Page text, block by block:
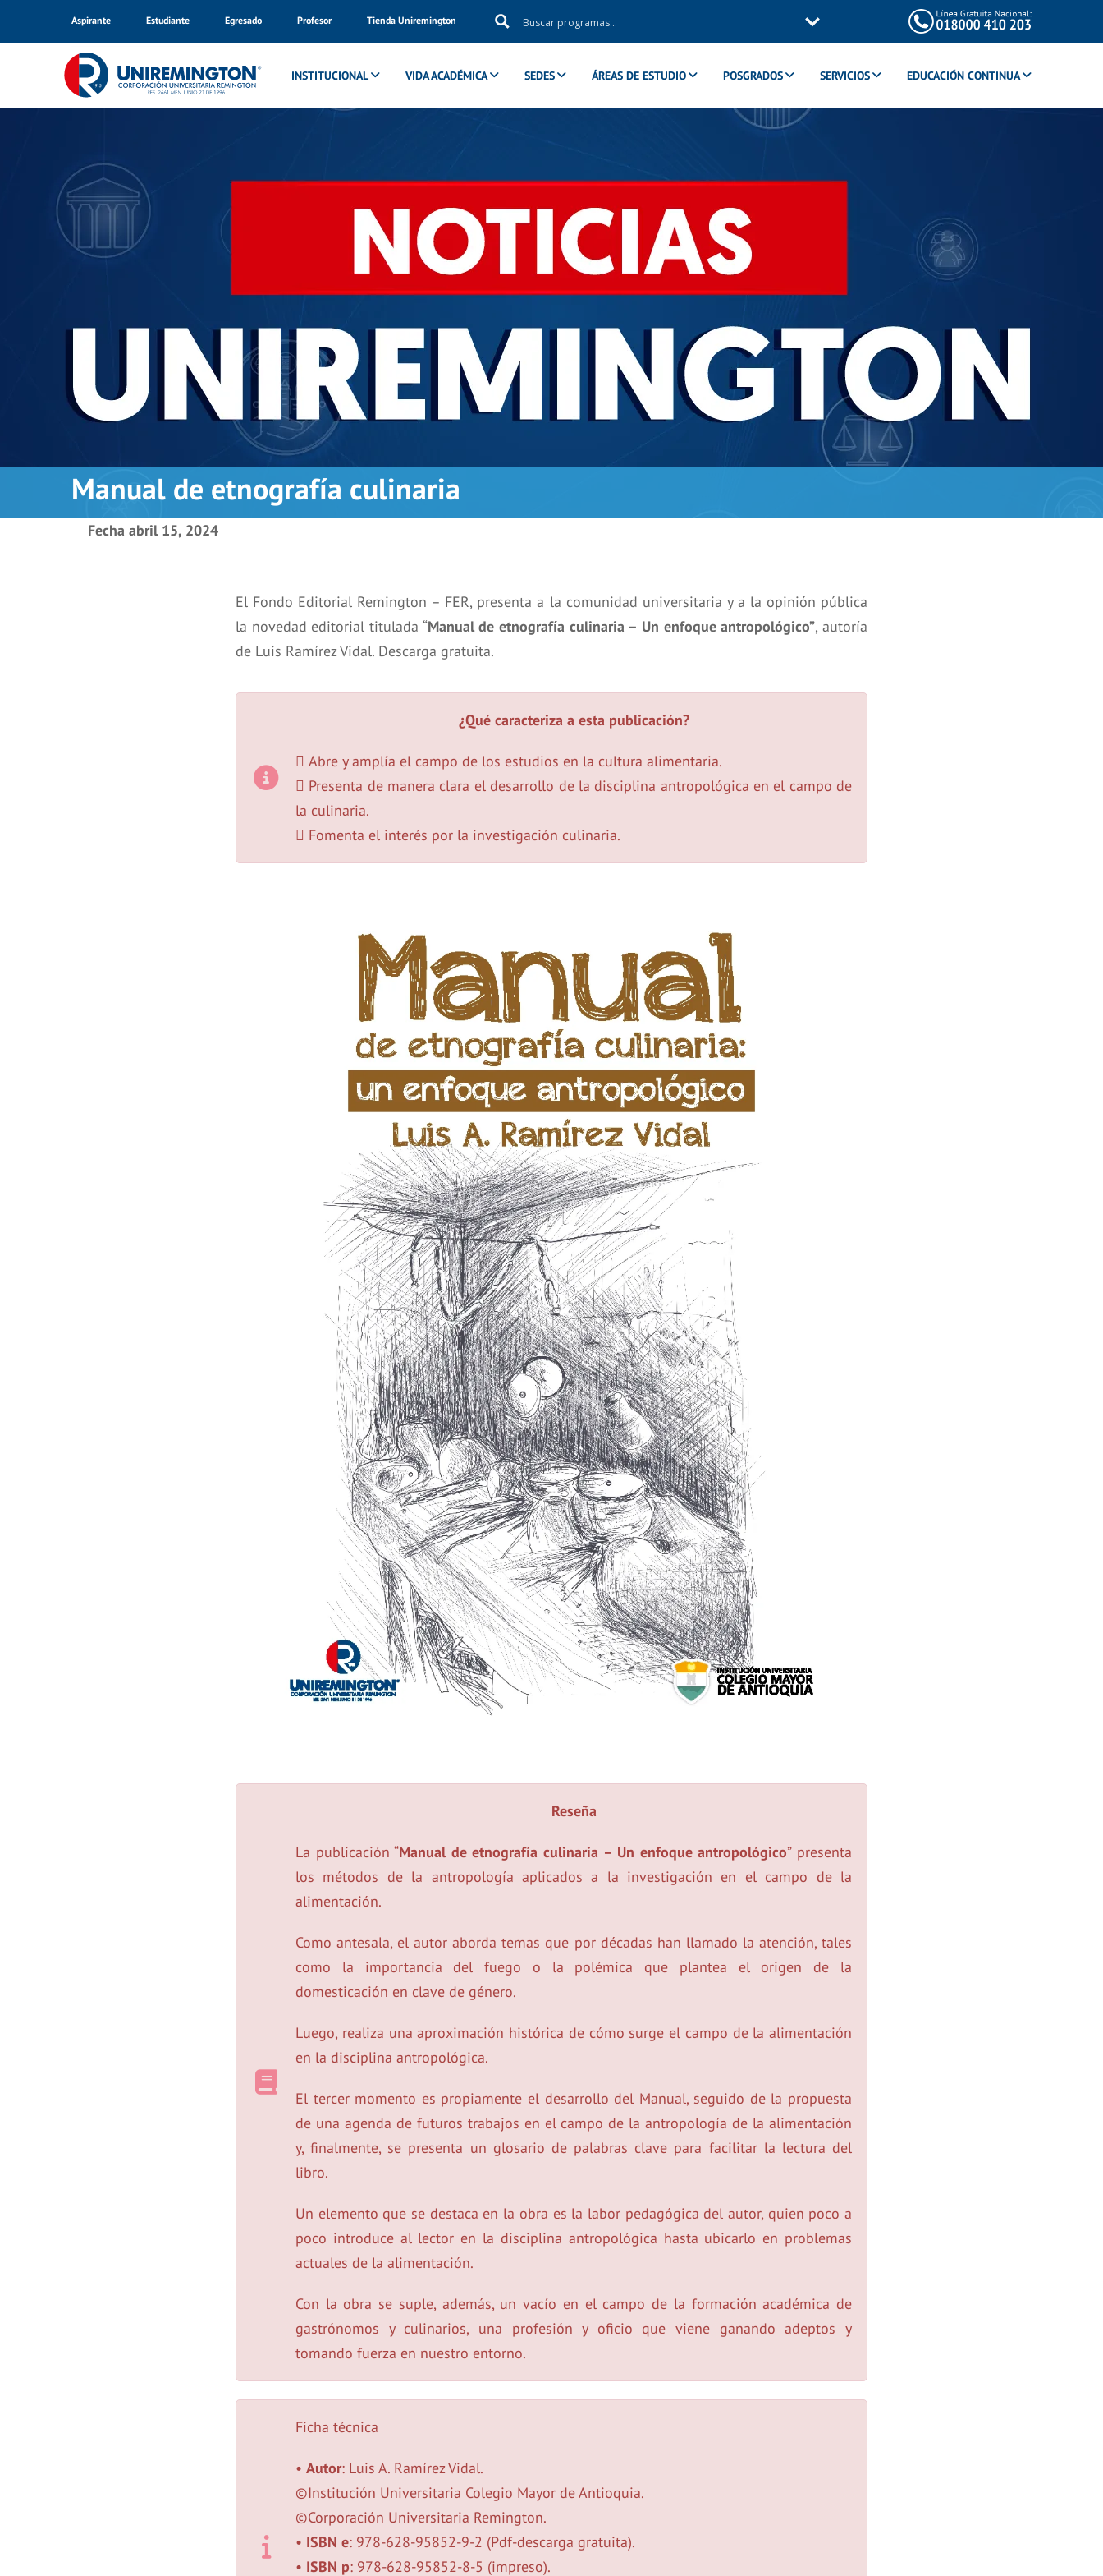
Aspirante Estudiante Egresado Profesor Tienda Uniremington
INSTITUCIONAL VIDA ACADÉMICA SEDES ÁREAS DE ESTUDIO POSGRADOS SERVICIOS EDUCACIÓN CONTINUA
Inicio Noticias
Manual de etnografía culinaria
Fecha abril 15, 2024
El Fondo Editorial Remington – FER, presenta a la comunidad universitaria y a la opinión pública
la novedad editorial titulada “Manual de etnografía culinaria – Un enfoque antropológico”, autoría
de Luis Ramírez Vidal. Descarga gratuita.
¿Qué caracteriza a esta publicación?
 Abre y amplía el campo de los estudios en la cultura alimentaria.
 Presenta de manera clara el desarrollo de la disciplina antropológica en el campo de
la culinaria.
 Fomenta el interés por la investigación culinaria.
Reseña
La publicación “Manual de etnografía culinaria – Un enfoque antropológico” presenta
los métodos de la antropología aplicados a la investigación en el campo de la
alimentación.
Como antesala, el autor aborda temas que por décadas han llamado la atención, tales
como la importancia del fuego o la polémica que plantea el origen de la
domesticación en clave de género.
Luego, realiza una aproximación histórica de cómo surge el campo de la alimentación
en la disciplina antropológica.
El tercer momento es propiamente el desarrollo del Manual, seguido de la propuesta
de una agenda de futuros trabajos en el campo de la antropología de la alimentación
y, finalmente, se presenta un glosario de palabras clave para facilitar la lectura del
libro.
Un elemento que se destaca en la obra es la labor pedagógica del autor, quien poco a
poco introduce al lector en la disciplina antropológica hasta ubicarlo en problemas
actuales de la alimentación.
Con la obra se suple, además, un vacío en el campo de la formación académica de
gastrónomos y culinarios, una profesión y oficio que viene ganando adeptos y
tomando fuerza en nuestro entorno.
Ficha técnica
• Autor: Luis A. Ramírez Vidal.
©Institución Universitaria Colegio Mayor de Antioquia.
©Corporación Universitaria Remington.
• ISBN e: 978-628-95852-9-2 (Pdf-descarga gratuita).
• ISBN p: 978-628-95852-8-5 (impreso).